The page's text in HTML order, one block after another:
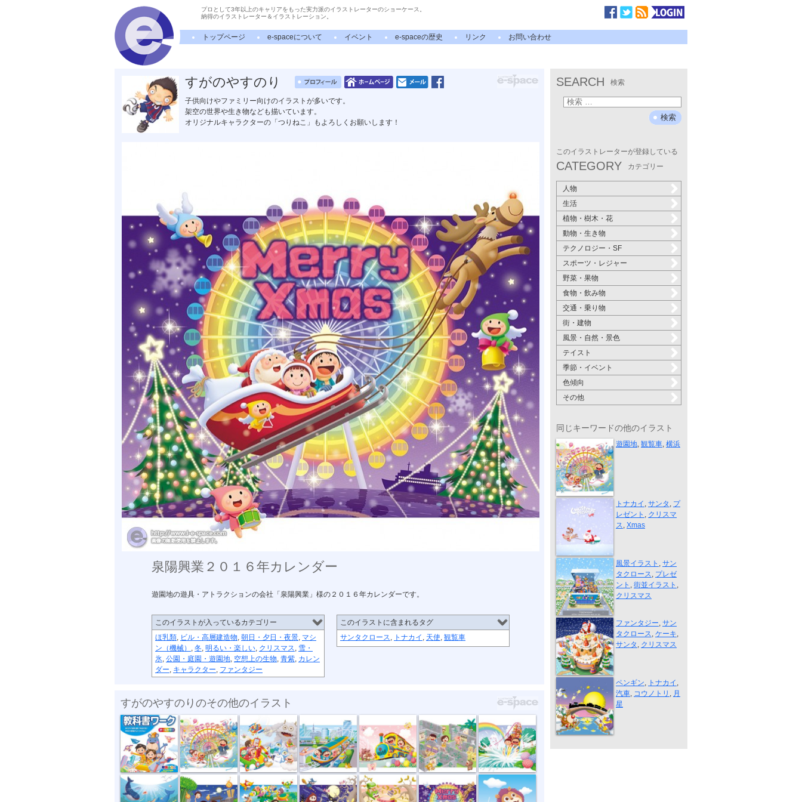
プロとして3年以上のキャリアをもった実力派のイラストレーターのショーケース。
納得のイラストレーター＆イラストレーション。
トップページ e-spaceについて イベント e-spaceの歴史 リンク お問い合わせ
すがのやすのり
子供向けやファミリー向けのイラストが多いです。
架空の世界や生き物なども描いています。
オリジナルキャラクターの「つりねこ」もよろしくお願いします！
泉陽興業２０１６年カレンダー
遊園地の遊具・アトラクションの会社「泉陽興業」様の２０１６年カレンダーです。
このイラストが入っているカテゴリー
ほ乳類, ビル・高層建造物, 朝日・夕日・夜景, マシ
ン（機械） , 冬, 明るい・楽しい, クリスマス, 雪・
氷, 公園・庭園・遊園地, 空想上の生物, 青紫, カレン
ダー, キャラクター, ファンタジー
このイラストに含まれるタグ
サンタクロース, トナカイ , 天使, 観覧車
すがのやすのりのその他のイラスト
教科書ワーク... 泉陽興業２０... 泉陽興行カレ... 泉陽興行２０...
泉陽興行２０... 泉陽興業２０... 泉陽興業２０... 泉陽興業２０... 泉陽興業２０... 泉陽興業２０... 懸賞パズル
SEARCH 検索
このイラストレーターが登録している
CATEGORY カテゴリー
人物
生活
植物・樹木・花
動物・生き物
テクノロジー・SF
スポーツ・レジャー
野菜・果物
食物・飲み物
交通・乗り物
街・建物
風景・自然・景色
テイスト
季節・イベント
色傾向
その他
同じキーワードの他のイラスト
泉陽興業２０...
遊園地, 観覧車, 横浜
Christmas Pr...
トナカイ , サンタ , プ
レゼント , クリスマ
ス, Xmas
トイザラスポ...
風景イラスト , サン
タクロース, プレゼ
ント , 街並イラスト ,
クリスマス
サンタとクリ...
ファンタジー, サン
タクロース, ケーキ,
サンタ , クリスマス
アニ丸エアン...
ペンギン, トナカイ ,
汽車, コウノトリ , 月
星